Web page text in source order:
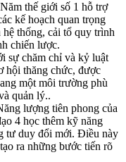
Năm thế giới số 1 hỗ trợ
kế hoạch quan trọng
thống, cải tổ quy trình
chiến lược.
sự chăm chỉ và kỷ luật
hội thăng chức, được
một môi trường phù
quản lý..
lượng tiên phong của
4 học thêm kỹ năng
tư duy đổi mới. Điều này
ra những bước tiến rõ